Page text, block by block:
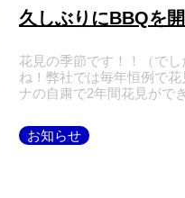
久しぶりにBBQを
花見の季節です！！（で
ね！弊社では毎年恒例で
ナの自粛で2年間花見がで
お知らせ